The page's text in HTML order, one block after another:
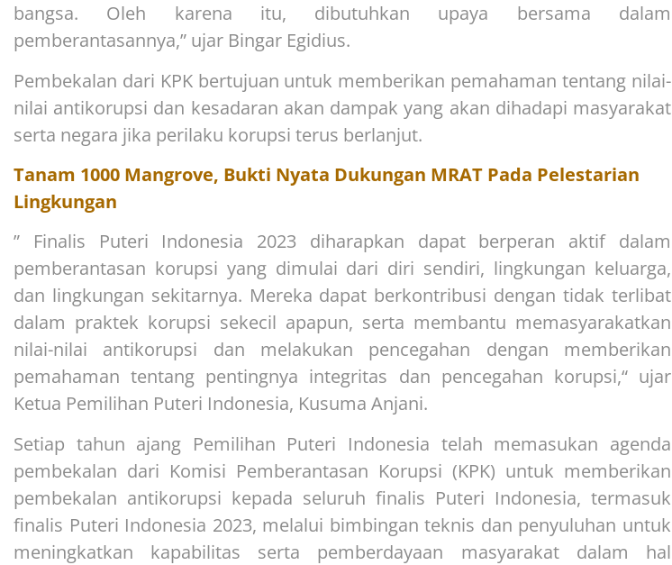
bangsa. Oleh karena itu, dibutuhkan upaya bersama dalam
pemberantasannya,” ujar Bingar Egidius.
Pembekalan dari KPK bertujuan untuk memberikan pemahaman tentang nilai-
nilai antikorupsi dan kesadaran akan dampak yang akan dihadapi masyarakat
serta negara jika perilaku korupsi terus berlanjut.
Tanam 1000 Mangrove, Bukti Nyata Dukungan MRAT Pada Pelestarian
Lingkungan
” Finalis Puteri Indonesia 2023 diharapkan dapat berperan aktif dalam
pemberantasan korupsi yang dimulai dari diri sendiri, lingkungan keluarga,
dan lingkungan sekitarnya. Mereka dapat berkontribusi dengan tidak terlibat
dalam praktek korupsi sekecil apapun, serta membantu memasyarakatkan
nilai-nilai antikorupsi dan melakukan pencegahan dengan memberikan
pemahaman tentang pentingnya integritas dan pencegahan korupsi,“ ujar
Ketua Pemilihan Puteri Indonesia, Kusuma Anjani.
Setiap tahun ajang Pemilihan Puteri Indonesia telah memasukan agenda
pembekalan dari Komisi Pemberantasan Korupsi (KPK) untuk memberikan
pembekalan antikorupsi kepada seluruh finalis Puteri Indonesia, termasuk
finalis Puteri Indonesia 2023, melalui bimbingan teknis dan penyuluhan untuk
meningkatkan kapabilitas serta pemberdayaan masyarakat dalam hal